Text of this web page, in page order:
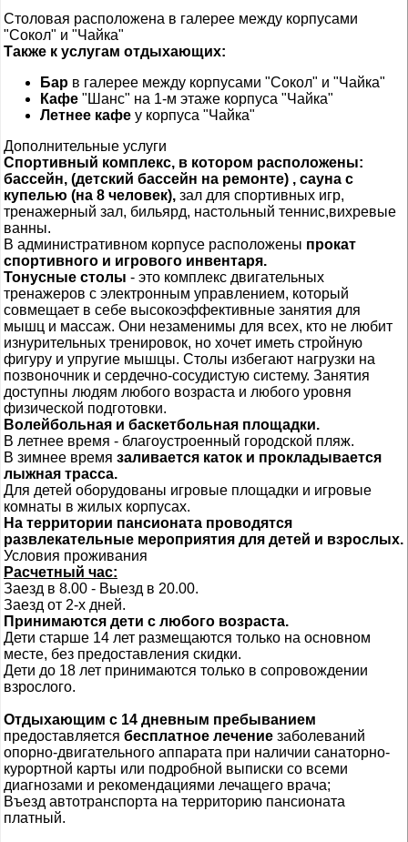
Столовая расположена в галерее между корпусами
"Сокол" и "Чайка"
Также к услугам отдыхающих:
Бар в галерее между корпусами "Сокол" и "Чайка"
Кафе "Шанс" на 1-м этаже корпуса "Чайка"
Летнее кафе у корпуса "Чайка"
Дополнительные услуги
Спортивный комплекс, в котором расположены:
бассейн, (детский бассейн на ремонте) , сауна с
купелью (на 8 человек), зал для спортивных игр,
тренажерный зал, бильярд, настольный теннис,вихревые
ванны.
В административном корпусе расположены прокат
спортивного и игрового инвентаря.
Тонусные столы - это комплекс двигательных
тренажеров с электронным управлением, который
совмещает в себе высокоэффективные занятия для
мышц и массаж. Они незаменимы для всех, кто не любит
изнурительных тренировок, но хочет иметь стройную
фигуру и упругие мышцы. Столы избегают нагрузки на
позвоночник и сердечно-сосудистую систему. Занятия
доступны людям любого возраста и любого уровня
физической подготовки.
Волейбольная и баскетбольная площадки.
В летнее время - благоустроенный городской пляж.
В зимнее время заливается каток и прокладывается
лыжная трасса.
Для детей оборудованы игровые площадки и игровые
комнаты в жилых корпусах.
На территории пансионата проводятся
развлекательные мероприятия для детей и взрослых.
Условия проживания
Расчетный час:
Заезд в 8.00 - Выезд в 20.00.
Заезд от 2-х дней.
Принимаются дети с любого возраста.
Дети старше 14 лет размещаются только на основном
месте, без предоставления скидки.
Дети до 18 лет принимаются только в сопровождении
взрослого.
Отдыхающим с 14 дневным пребыванием
предоставляется бесплатное лечение заболеваний
опорно-двигательного аппарата при наличии санаторно-
курортной карты или подробной выписки со всеми
диагнозами и рекомендациями лечащего врача;
Въезд автотранспорта на территорию пансионата
платный.